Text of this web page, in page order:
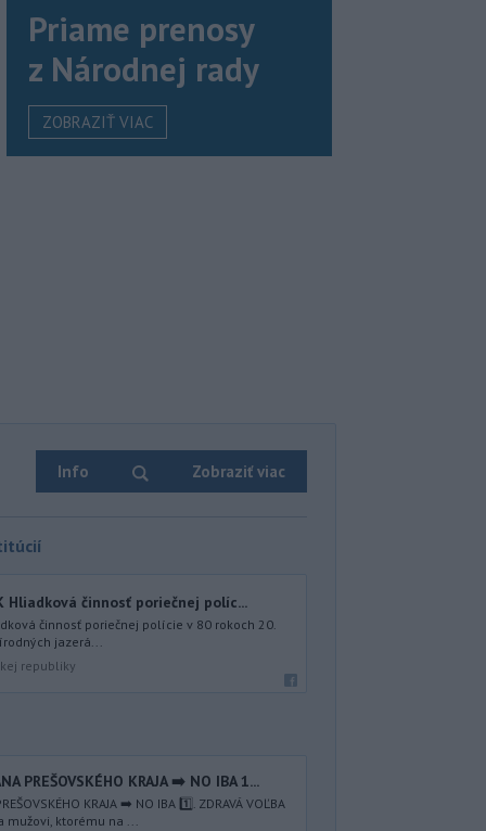
Priame prenosy
z Národnej rady
ZOBRAZIŤ VIAC
Info Zobraziť viac
Hliadková činnosť poriečnej políc...
činnosť poriečnej polície v 80 rokoch 20.
jazerá...
republiky
PREŠOVSKÉHO KRAJA ➡️ NO IBA 1️...
KRAJA ➡️ NO IBA 1️⃣. ZDRAVÁ VOĽBA
mužovi, ktorému na ...